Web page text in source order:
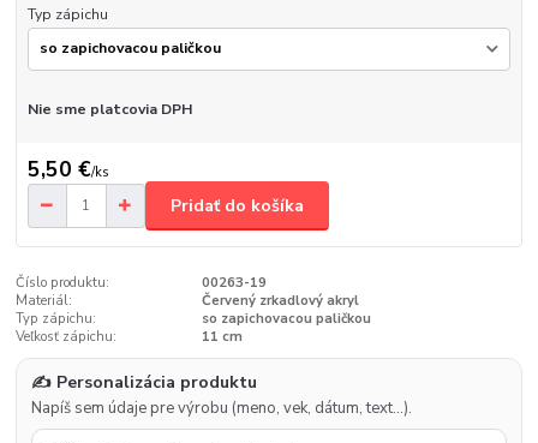
Typ zápichu
Nie sme platcovia DPH
5,50 €/ks
Pridať do košíka
Číslo produktu:
00263-19
Materiál:
Červený zrkadlový akryl
Typ zápichu:
so zapichovacou paličkou
Veľkosť zápichu:
11 cm
✍️ Personalizácia produktu
Napíš sem údaje pre výrobu (meno, vek, dátum, text…).